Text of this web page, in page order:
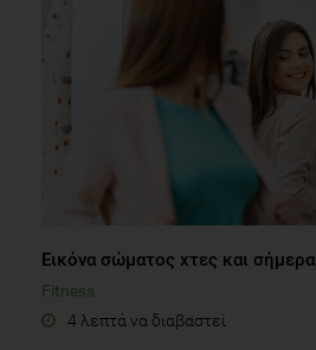
Εικόνα σώματος χτες και σήμερα
Fitness
4 λεπτά να διαβαστεί